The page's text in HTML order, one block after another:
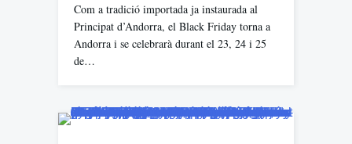
Com a tradició importada ja instaurada al
Principat d’Andorra, el Black Friday torna a
Andorra i se celebrarà durant el 23, 24 i 25
de…